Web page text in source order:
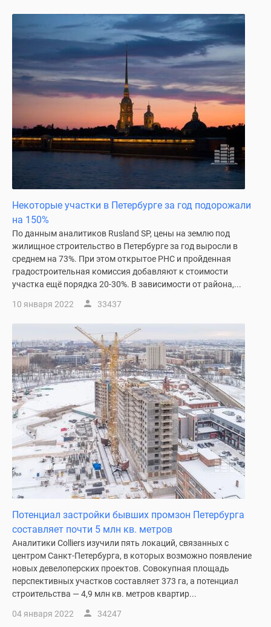
Некоторые участки в Петербурге за год подорожали
на 150%
По данным аналитиков Rusland SP, цены на землю под
жилищное строительство в Петербурге за год выросли в
среднем на 73%. При этом открытое РНС и пройденная
градостроительная комиссия добавляют к стоимости
участка ещё порядка 20-30%. В зависимости от района,...
10 января 2022 33437
Потенциал застройки бывших промзон Петербурга
составляет почти 5 млн кв. метров
Аналитики Colliers изучили пять локаций, связанных с
центром Санкт-Петербурга, в которых возможно появление
новых девелоперских проектов. Совокупная площадь
перспективных участков составляет 373 га, а потенциал
строительства — 4,9 млн кв. метров квартир...
04 января 2022 34247